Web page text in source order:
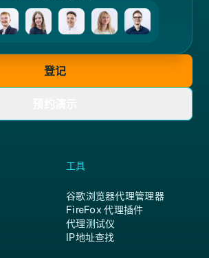
登记
工具
谷歌浏览器代理管理器
FireFox 代理插件
代理测试仪
IP地址查找